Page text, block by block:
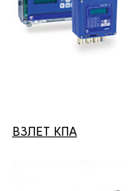
ВЗЛЕТ КПА